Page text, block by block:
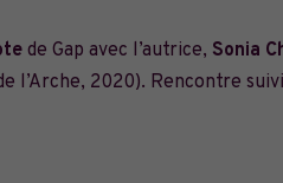
de Gap avec l’autrice, Sonia
l’Arche, 2020). Rencontre